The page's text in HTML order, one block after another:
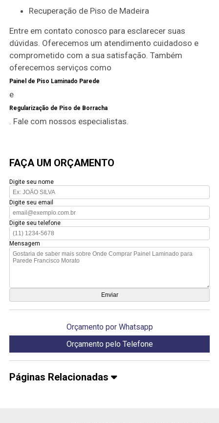
Recuperação de Piso de Madeira
Entre em contato conosco para esclarecer suas
dúvidas. Oferecemos um atendimento cuidadoso e
comprometido com a sua satisfação. Também
oferecemos serviços como
Painel de Piso Laminado Parede
e
Regularização de Piso de Borracha
. Fale com nossos especialistas.
FAÇA UM ORÇAMENTO
Digite seu nome
Digite seu email
Digite seu telefone
Mensagem
Orçamento por Whatsapp
Orçamento pelo Telefone
Páginas Relacionadas